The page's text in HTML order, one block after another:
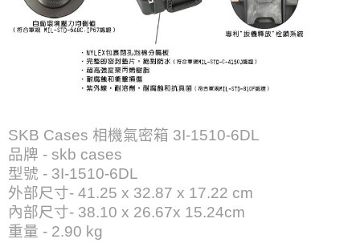
SKB Cases 相機氣密箱 3I-1510-6DL
品牌 - skb cases
型號 - 3I-1510-6DL
外部尺寸- 41.25 x 32.87 x 17.22 cm
內部尺寸- 38.10 x 26.67x 15.24cm
重量 - 2.90 kg